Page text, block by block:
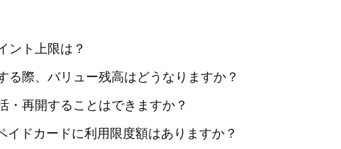
ント上限は？
る際、バリュー残高はどうなりますか？
・再開することはできますか？
イドカードに利用限度額はありますか？